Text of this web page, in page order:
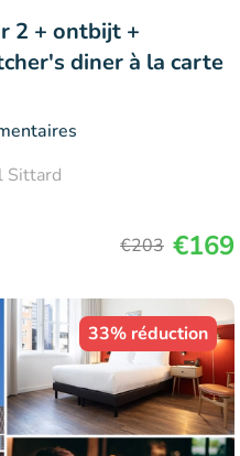
2 + ontbijt +
diner à la carte
Sittard
€203 €169
33% réduction